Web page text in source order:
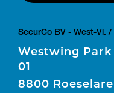
SecurCo BV - West-Vl.
Westwing Park
01
8800 Roeselare